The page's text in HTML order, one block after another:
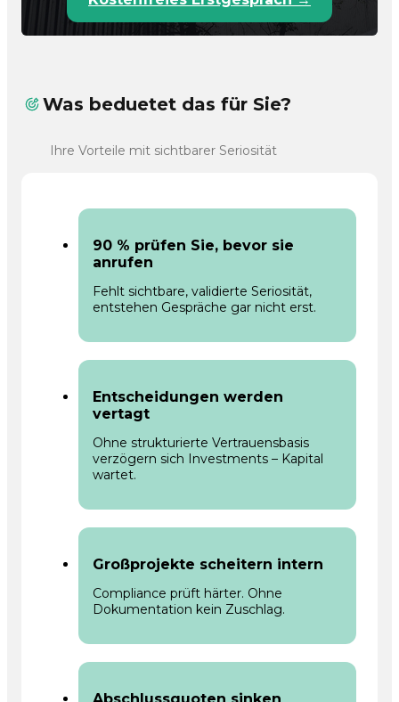
Was beduetet das für Sie?
Ihre Vorteile mit sichtbarer Seriosität
90 % prüfen Sie, bevor sie
anrufen
Fehlt sichtbare, validierte Seriosität,
entstehen Gespräche gar nicht erst.
Entscheidungen werden
vertagt
Ohne strukturierte Vertrauensbasis
verzögern sich Investments – Kapital
wartet.
Großprojekte scheitern intern
Compliance prüft härter. Ohne
Dokumentation kein Zuschlag.
Abschlussquoten sinken